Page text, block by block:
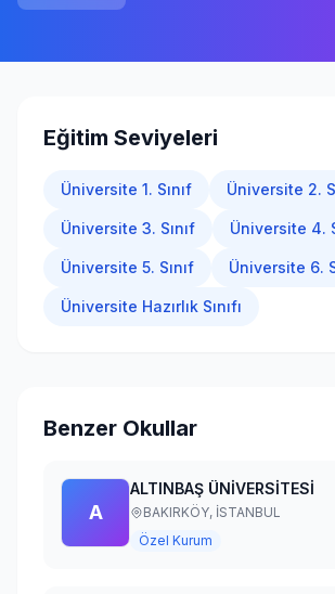
Giriş Yap
Eğitim Seviyeleri
Üniversite 1. Sınıf Üniversite 2.
Üniversite 3. Sınıf Üniversite 4.
Üniversite 5. Sınıf Üniversite 6.
Üniversite Hazırlık Sınıfı
Benzer Okullar
A
ALTINBAŞ ÜNİVERSİTESİ
BAKIRKÖY, İSTANBUL
Özel Kurum